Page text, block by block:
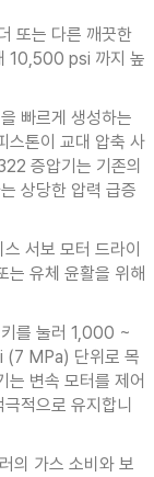
또는 다른 깨끗한
10,500 psi 까지 높
빠르게 생성하는
스톤이 교대 압축 사
증압기는 기존의
상당한 압력 급증
서보 모터 드라이
는 유체 윤활을 위해
를 눌러 1,000 ~
MPa) 단위로 목
는 변속 모터를 제어
적으로 유지합니
의 가스 소비와 보